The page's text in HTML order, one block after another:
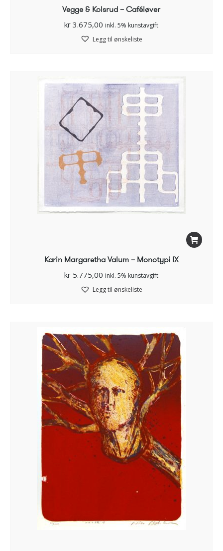
Vegge & Kolsrud – Caféløver
kr 3.675,00 inkl. 5% kunstavgift
Legg til ønskeliste
Karin Margaretha Valum – Monotypi IX
kr 5.775,00 inkl. 5% kunstavgift
Legg til ønskeliste